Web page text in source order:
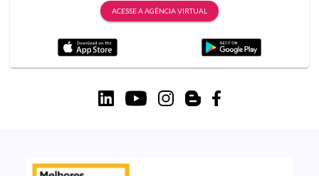
ACESSE A AGÊNCIA VIRTUAL